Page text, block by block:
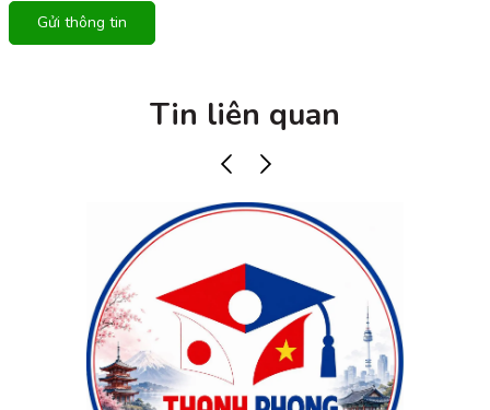
Gửi thông tin
Tin liên quan